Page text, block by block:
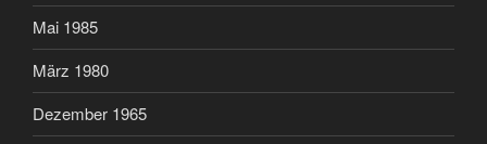
Mai 1985
März 1980
Dezember 1965